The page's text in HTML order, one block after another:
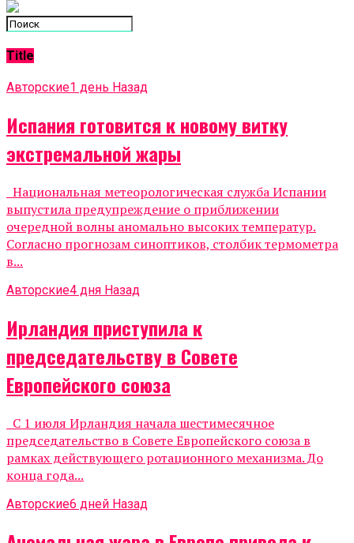
Title
Авторские1 день Назад
Испания готовится к новому витку
экстремальной жары
Национальная метеорологическая служба Испании
выпустила предупреждение о приближении
очередной волны аномально высоких температур.
Согласно прогнозам синоптиков, столбик термометра
в...
Авторские4 дня Назад
Ирландия приступила к
председательству в Совете
Европейского союза
С 1 июля Ирландия начала шестимесячное
председательство в Совете Европейского союза в
рамках действующего ротационного механизма. До
конца года...
Авторские6 дней Назад